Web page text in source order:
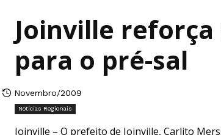
Joinville
para o pré-sal
Novembro/2009
Notícias Regionais
Joinville – O prefeito de Joinville, Carlito